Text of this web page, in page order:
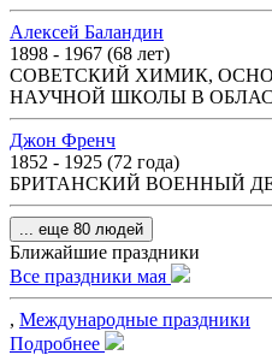
Алексей Баландин
1898 - 1967 (68 лет)
СОВЕТСКИЙ ХИМИК,
НАУЧНОЙ ШКОЛЫ В
Джон Френч
1852 - 1925 (72 года)
БРИТАНСКИЙ ВОЕННЫЙ
... еще 80 людей
Ближайшие праздники
Все праздники мая
, Международные праздники
Подробнее